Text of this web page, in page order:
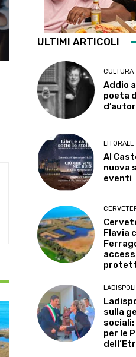
ULTIMI ARTICOLI
CULTURA
Addio
poeta
LITORALE
Al
nuova
eventi
Flavia
LADISPOLI
sulla
sociali:
per le